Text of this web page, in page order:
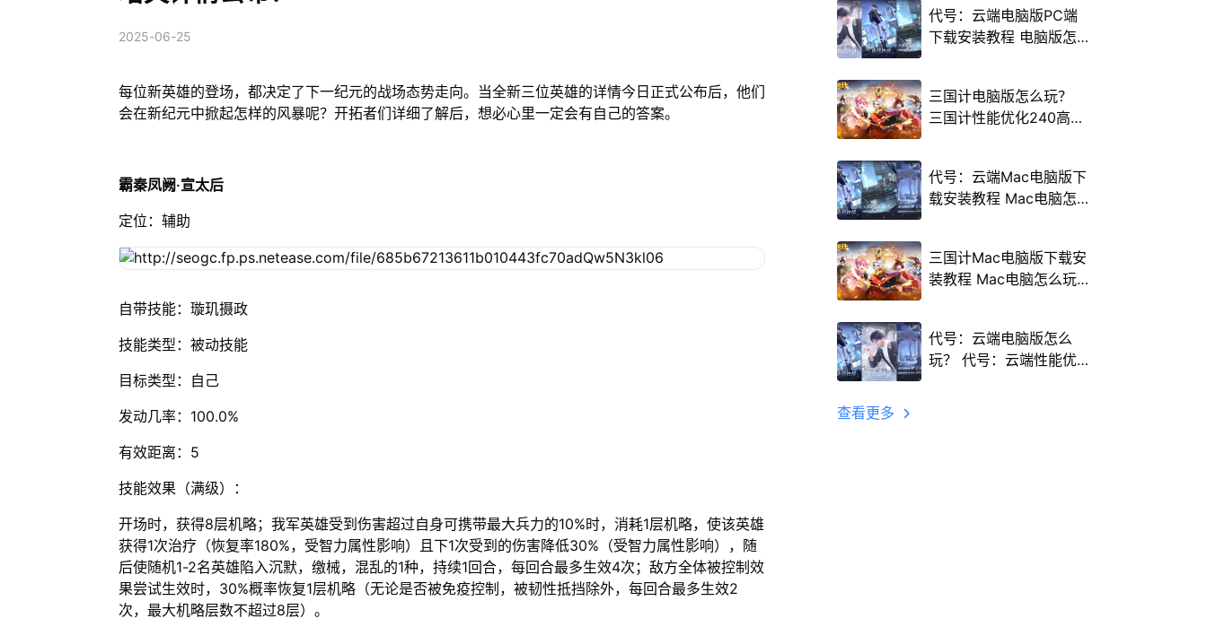
2025-06-25
每位新英雄的登场，都决定了下一纪元的战场态势走向。当全新三位英雄的详情今日正式公布后，他们
会在新纪元中掀起怎样的风暴呢？开拓者们详细了解后，想必心里一定会有自己的答案。
霸秦凤阙·宣太后
定位：辅助
自带技能：璇玑摄政
技能类型：被动技能
目标类型：自己
发动几率：100.0%
有效距离：5
技能效果（满级）：
开场时，获得8层机略；我军英雄受到伤害超过自身可携带最大兵力的10%时，消耗1层机略，使该英雄
获得1次治疗（恢复率180%，受智力属性影响）且下1次受到的伤害降低30%（受智力属性影响），随
后使随机1-2名英雄陷入沉默，缴械，混乱的1种，持续1回合，每回合最多生效4次；敌方全体被控制效
果尝试生效时，30%概率恢复1层机略（无论是否被免疫控制，被韧性抵挡除外，每回合最多生效2
次，最大机略层数不超过8层）。
代号：云端电脑版PC端
下载安装教程 电脑版怎
三国计电脑版怎么玩？
三国计性能优化240高帧
代号：云端Mac电脑版下
载安装教程 Mac电脑怎
三国计Mac电脑版下载安
装教程 Mac电脑怎么玩
代号：云端电脑版怎么
玩？ 代号：云端性能优
查看更多